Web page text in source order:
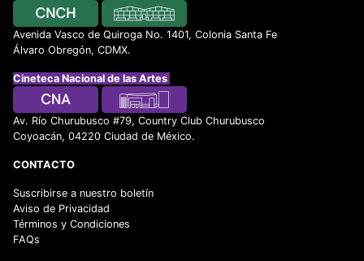
Avenida Vasco de Quiroga No. 1401, Colonia Santa Fe
Álvaro Obregón, CDMX.
Cineteca Nacional de las Artes
Av. Río Churubusco #79, Country Club Churubusco
Coyoacán, 04220 Ciudad de México.
CONTACTO
Suscribirse a nuestro boletín
Aviso de Privacidad
Términos y Condiciones
FAQs